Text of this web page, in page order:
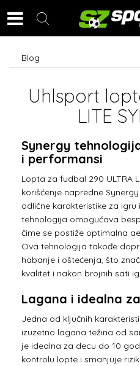
Blog
Uhlsport
LITE
Synergy
i performansi
Lopta za fudbal 290 ULTRA
korišćenje napredne
odlične karakteristike za
tehnologija omogućava
čime se postiže optimalna
Ova tehnologija takođe
habanje i oštećenja, što
kvalitet i nakon brojnih sati
Lagana i idealna
Jedna od ključnih
izuzetno lagana težina od
je idealna za decu do 10
kontrolu lopte i smanjuje